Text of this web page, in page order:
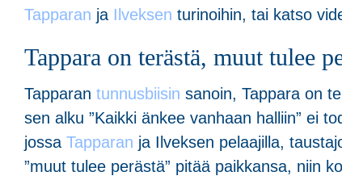
Tapparan ja Ilveksen turinoihin, tai katso
Tappara on terästä, muut tulee
Tapparan tunnusbiisin sanoin, Tappara on
sen alku ”Kaikki änkee vanhaan halliin” ei
jossa Tapparan ja Ilveksen pelaajilla,
”muut tulee perästä” pitää paikkansa, niin